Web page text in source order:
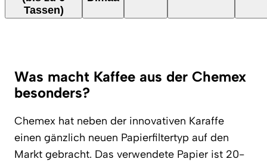
Tassen)
Was macht Kaffee aus der Chemex
besonders?
Chemex hat neben der innovativen Karaffe
einen gänzlich neuen Papierfiltertyp auf den
Markt gebracht. Das verwendete Papier ist 20-